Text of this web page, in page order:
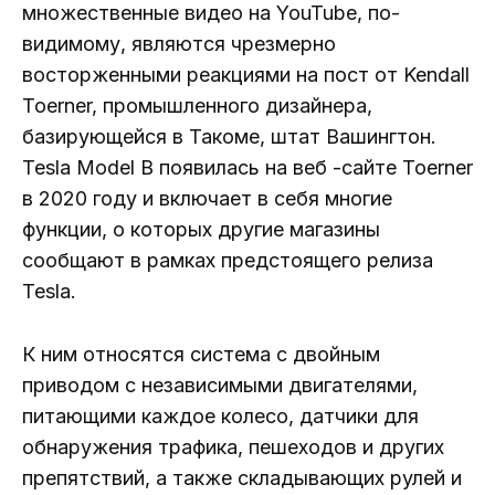
множественные видео на YouTube, по-
видимому, являются чрезмерно
восторженными реакциями на пост от Kendall
Toerner, промышленного дизайнера,
базирующейся в Такоме, штат Вашингтон.
Tesla Model B появилась на веб -сайте Toerner
в 2020 году и включает в себя многие
функции, о которых другие магазины
сообщают в рамках предстоящего релиза
Tesla.
К ним относятся система с двойным
приводом с независимыми двигателями,
питающими каждое колесо, датчики для
обнаружения трафика, пешеходов и других
препятствий, а также складывающих рулей и